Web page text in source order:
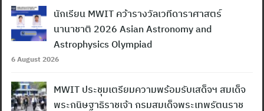
นักเรียน MWIT คว้ารางวัลเวทีดาราศาสตร์
นานาชาติ 2026 Asian Astronomy and
Astrophysics Olympiad
6 August 2026
MWIT ประชุมเตรียมความพร้อมรับเสด็จฯ สมเด็จ
พระกนิษฐาธิราชเจ้า กรมสมเด็จพระเทพรัตนราช